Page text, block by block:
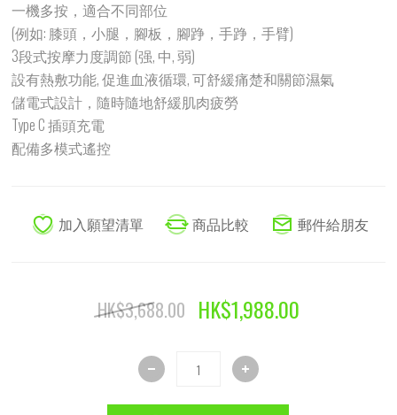
一機多按，適合不同部位
(例如: 膝頭，小腿，腳板，腳踭，手踭，手臂)
3段式按摩力度調節 (强, 中, 弱)
設有熱敷功能, 促進血液循環, 可舒緩痛楚和關節濕氣
儲電式設計，隨時隨地舒緩肌肉疲勞
Type C 插頭充電
配備多模式遙控
HK$3,688.00 HK$1,988.00